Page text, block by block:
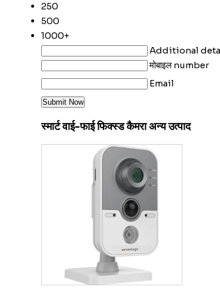
250
500
1000+
Additional
मोबाइल number
Email
स्मार्ट वाई-फाई फिक्स्ड कैमरा अन्य उत्पाद